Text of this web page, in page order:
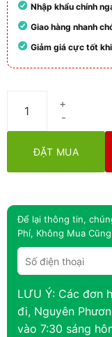
Nhập khẩu chính
Giao hàng nhanh
Giảm giá cực tốt
ĐẶT MUA
Để lại thông tin,
Phí, Không Mua
LƯU Ý: Các đơn
đi, Nguyên
vào 7:30 sáng